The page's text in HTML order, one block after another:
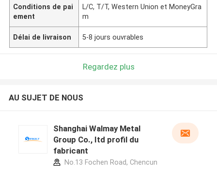
Conditions de pai
ement
L/C, T/T, Western Union et MoneyGra
m
Délai de livraison 5-8 jours ouvrables
Regardez plus
AU SUJET DE NOUS
Shanghai Walmay Metal
Group Co., Itd profil du
fabricant
No.13 Fochen Road, Chencun